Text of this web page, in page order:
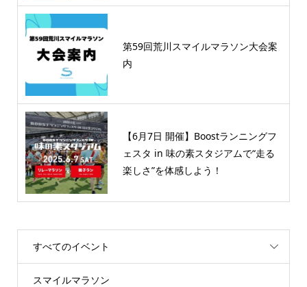
第59回荒川スマイルマラソン大会案
内
【6月7日 開催】Boostランニングフ
ェスタ in 味の素スタジアムで“走る
楽しさ”を体感しよう！
すべてのイベント
スマイルマラソン